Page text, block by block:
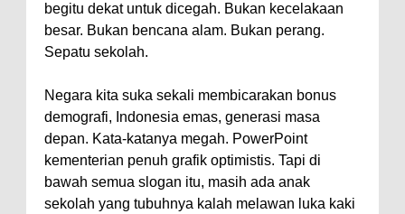
begitu dekat untuk dicegah. Bukan kecelakaan
besar. Bukan bencana alam. Bukan perang.
Sepatu sekolah.
Negara kita suka sekali membicarakan bonus
demografi, Indonesia emas, generasi masa
depan. Kata-katanya megah. PowerPoint
kementerian penuh grafik optimistis. Tapi di
bawah semua slogan itu, masih ada anak
sekolah yang tubuhnya kalah melawan luka kaki